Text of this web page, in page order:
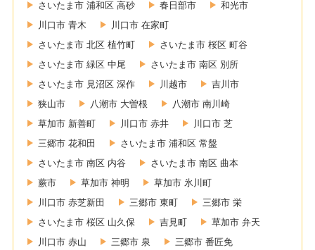
さいたま市 浦和区 高砂 春日部市
和光市
川口市 青木
川口市 在家町
さいたま市 北区 植竹町
さいたま市 桜区 町谷
さいたま市 緑区 中尾
さいたま市 南区 別所
さいたま市 見沼区 深作
川越市
吉川市
狭山市
八潮市 大曽根
八潮市 南川崎
草加市 新善町
川口市 赤井
川口市 芝
三郷市 花和田
さいたま市 浦和区 常盤
さいたま市 南区 内谷
さいたま市 南区 曲本
蕨市
草加市 神明
草加市 氷川町
川口市 赤芝新田
三郷市 東町
三郷市 栄
さいたま市 桜区 山久保
吉見町
草加市 弁天
川口市 赤山
三郷市 泉
三郷市 番匠免